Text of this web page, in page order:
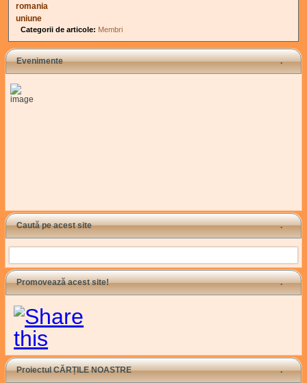
romania
uniune
Categorii de articole: Membri
Evenimente
Caută pe acest site
Search
Promovează acest site!
Proiectul CĂRȚILE NOASTRE